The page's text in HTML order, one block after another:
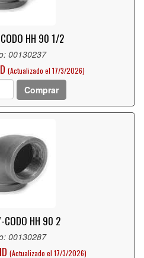
HH 90 1/2
00130237
(Actualizado el 17/3/2026)
Comprar
CODO HH 90 2
00130287
(Actualizado el 17/3/2026)